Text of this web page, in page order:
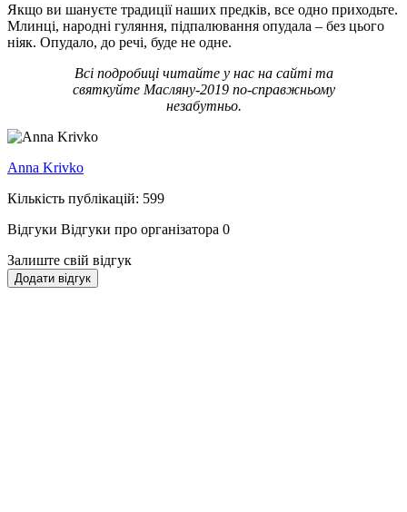
Якщо ви шануєте традиції наших предків, все одно приходьте.
Млинці, народні гуляння, підпалювання опудала – без цього
ніяк. Опудало, до речі, буде не одне.
Всі подробиці читайте у нас на сайті та
святкуйте Масляну-2019 по-справжньому
незабутньо.
Anna Krivko
Кількість публікацій: 599
Відгуки Відгуки про організатора 0
Залиште свій відгук
Додати відгук